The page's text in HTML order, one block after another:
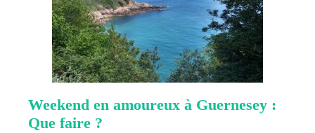
Weekend en amoureux à Guernesey :
Que faire ?